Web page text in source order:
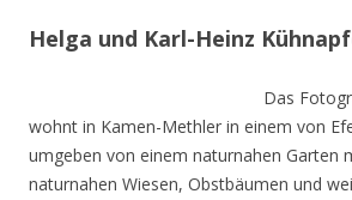
Helga und Karl-Heinz
Das
wohnt in Kamen-Methler in einem von
umgeben von einem naturnahen Garten
naturnahen Wiesen, Obstbäumen und